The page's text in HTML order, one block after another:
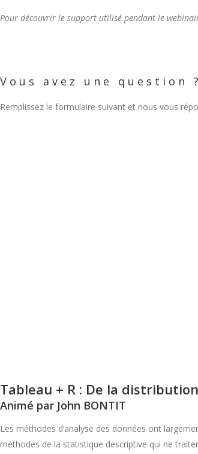
Pour découvrir le support utilisé pendant le
Vous avez une question ?
Remplissez le formulaire suivant et nous vous
Tableau + R : De la
Animé par John BONTIT
Les méthodes d’analyse des données ont
méthodes de la statistique descriptive qui ne